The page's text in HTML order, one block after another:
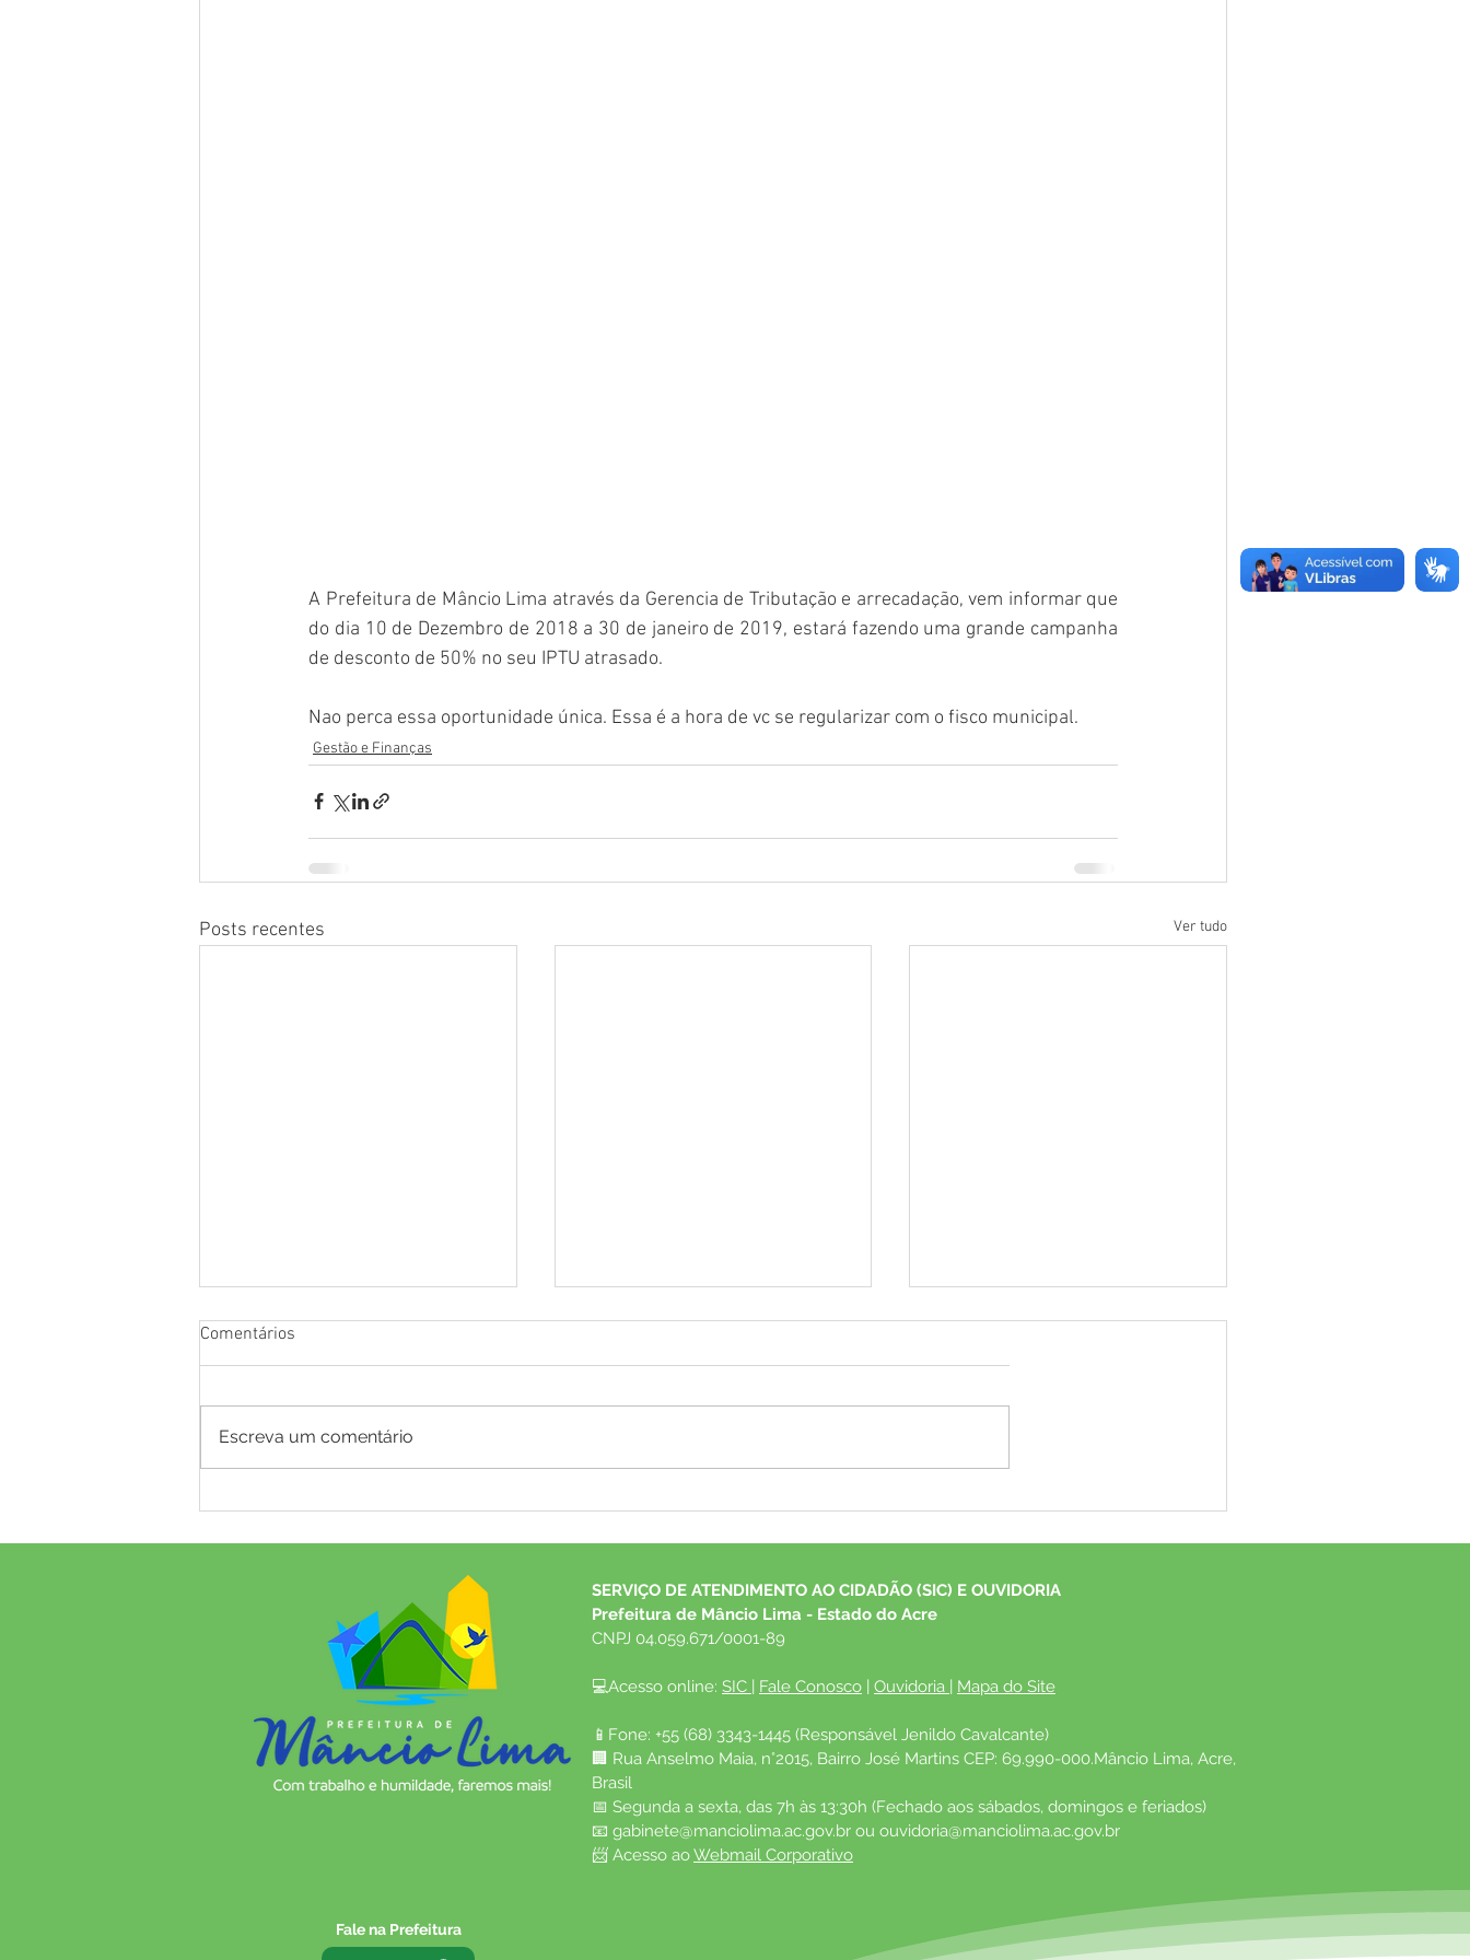
A Prefeitura de Mâncio Lima através da Gerencia de Tributação e arrecadação, vem informar que
do dia 10 de Dezembro de 2018 a 30 de janeiro de 2019, estará fazendo uma grande campanha
de desconto de 50% no seu IPTU atrasado.
Nao perca essa oportunidade única. Essa é a hora de vc se regularizar com o fisco municipal.
Gestão e Finanças
Posts recentes Ver tudo
município avança de 4,8 para
5,6 e alcança a 10ª colocação
mobiliza poder público e
futuro do município
gerando emprego, renda e
Comentários
Escreva um comentário
SERVIÇO DE ATENDIMENTO AO CIDADÃO (SIC) E OUVIDORIA
Prefeitura de Mâncio Lima - Estado do Acre
CNPJ 04.059.671/0001-89
💻Acesso online: SIC | Fale Conosco | Ouvidoria | Mapa do Site
📱Fone: +55 (68) 3343-1445 (Responsável Jenildo Cavalcante)
🏢 Rua Anselmo Maia, n°2015, Bairro José Martins CEP: 69.990-000.Mâncio Lima, Acre,
Brasil
📅 Segunda a sexta, das 7h às 13:30h (Fechado aos sábados, domingos e feriados)
📧 gabinete@manciolima.ac.gov.br ou ouvidoria@manciolima.ac.gov.br
📨 Acesso ao Webmail Corporativo
Fale na Prefeitura